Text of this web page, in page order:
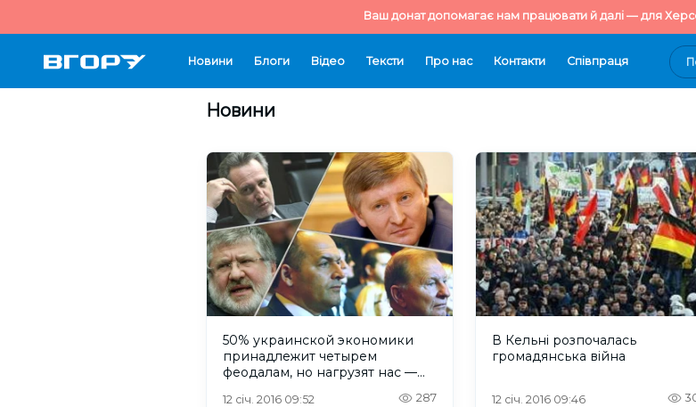
Ваш донат допомагає нам працювати й далі — для
Новини Блоги Відео Тексти Про нас Контакти Cпівпраця
Новини
50% украинской экономики
принадлежит четырем
феодалам, но нагрузят нас —
12 січ. 2016 09:52 287
В Кельні розпочалась
громадянська війна
12 січ. 2016 09:46